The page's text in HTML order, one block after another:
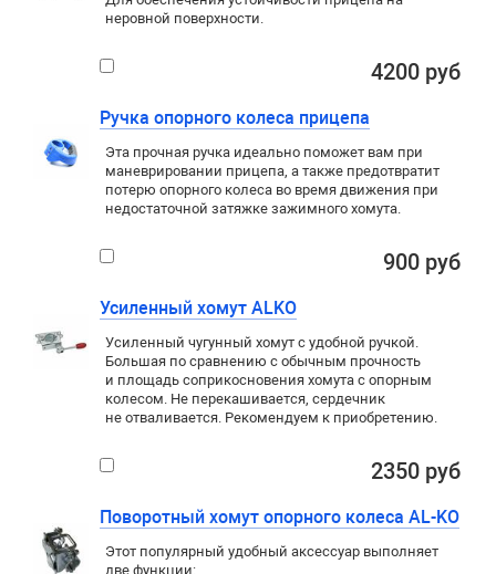
неровной поверхности.
4200 руб
Ручка опорного колеса прицепа
Эта прочная ручка идеально поможет вам при
маневрировании прицепа, а также предотвратит
потерю опорного колеса во время движения при
недостаточной затяжке зажимного хомута.
900 руб
Усиленный хомут ALKO
Усиленный чугунный хомут с удобной ручкой.
Большая по сравнению с обычным прочность
и площадь соприкосновения хомута с опорным
колесом. Не перекашивается, сердечник
не отваливается. Рекомендуем к приобретению.
2350 руб
Поворотный хомут опорного колеса AL-KO
Этот популярный удобный аксессуар выполняет
две функции: